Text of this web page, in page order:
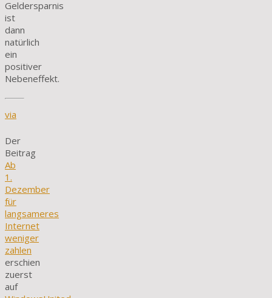
Geldersparnis
ist
dann
natürlich
ein
positiver
Nebeneffekt.
via
Der
Beitrag
Ab
1.
Dezember
für
langsameres
Internet
weniger
zahlen
erschien
zuerst
auf